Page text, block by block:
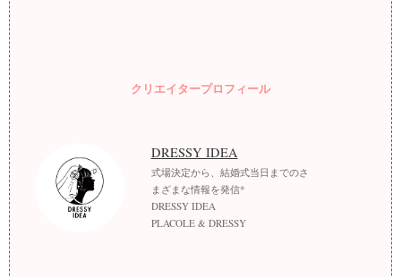
クリエイタープロフィール
DRESSY IDEA
式場決定から、結婚式当日までのさ
まざまな情報を発信*
DRESSY IDEA
PLACOLE & DRESSY